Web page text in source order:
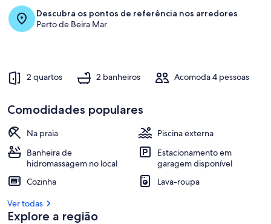
Descubra os pontos de referência nos arredores
Perto de Beira Mar
2 quartos 2 banheiros Acomoda 4 pessoas
Comodidades populares
Na praia
Piscina externa
Banheira de
hidromassagem no local
Estacionamento em
garagem disponível
Cozinha
Lava-roupa
Ver todas
Explore a região